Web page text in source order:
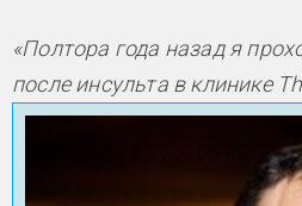
«Полтора года назад я
после инсульта в клинике